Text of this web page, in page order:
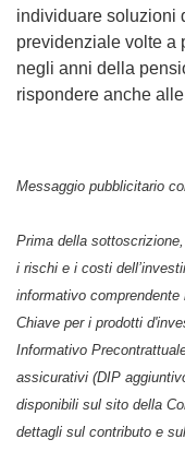
individuare soluzioni
previdenziale volte a
negli anni della
rispondere anche
Messaggio pubblicitario
Prima della
i rischi e i costi
informativo
Chiave per i prodotti
Informativo
assicurativi (DIP
disponibili sul sito della
dettagli sul contributo e